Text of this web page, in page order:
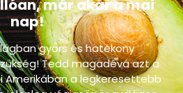
már akár a mai
nap!
gyors és hatékony